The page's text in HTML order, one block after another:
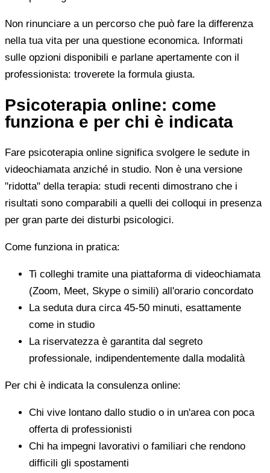
Non rinunciare a un percorso che può fare la differenza
nella tua vita per una questione economica. Informati
sulle opzioni disponibili e parlane apertamente con il
professionista: troverete la formula giusta.
Psicoterapia online: come
funziona e per chi è indicata
Fare psicoterapia online significa svolgere le sedute in
videochiamata anziché in studio. Non è una versione
"ridotta" della terapia: studi recenti dimostrano che i
risultati sono comparabili a quelli dei colloqui in presenza
per gran parte dei disturbi psicologici.
Come funziona in pratica:
Ti colleghi tramite una piattaforma di videochiamata
(Zoom, Meet, Skype o simili) all'orario concordato
La seduta dura circa 45-50 minuti, esattamente
come in studio
La riservatezza è garantita dal segreto
professionale, indipendentemente dalla modalità
Per chi è indicata la consulenza online:
Chi vive lontano dallo studio o in un'area con poca
offerta di professionisti
Chi ha impegni lavorativi o familiari che rendono
difficili gli spostamenti